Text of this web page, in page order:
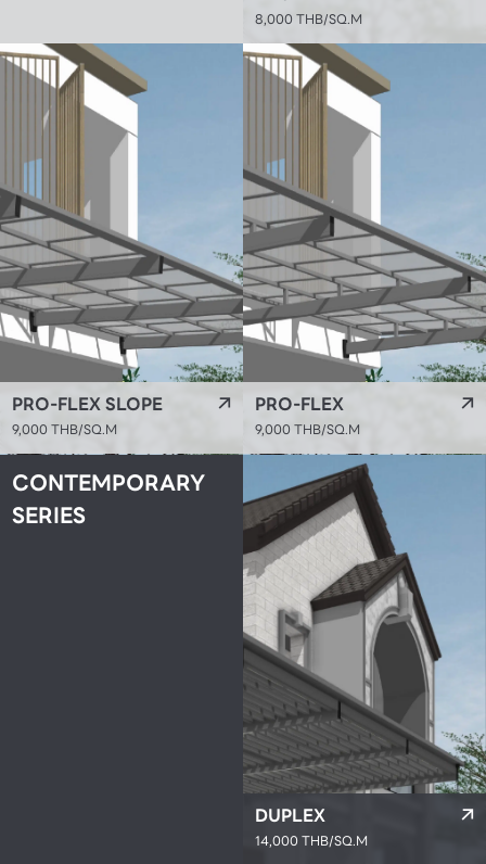
8,000 THB/SQ.M
PRO-FLEX SLOPE
9,000 THB/SQ.M
PRO-FLEX
9,000 THB/SQ.M
CONTEMPORARY
SERIES
DUPLEX
14,000 THB/SQ.M